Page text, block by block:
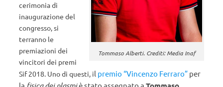
Tommaso Alberti. Crediti: Media Inaf
cerimonia di
inaugurazione del
congresso, si
terranno le
premiazioni dei
vincitori dei premi
Sif 2018. Uno di questi, il premio “Vincenzo Ferraro” per